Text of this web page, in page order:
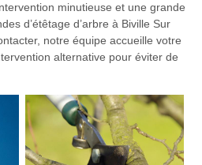
minutieuse et une grande
d’étêtage d’arbre à Biville Sur
notre équipe accueille votre
alternative pour éviter de